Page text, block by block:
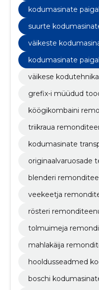
kodumasinate
suurte
väikeste
kodumasinate
väikese
ad, mahlapressid
grefix-i müüdud
köögikombaini
triikraua
kodumasinate
originaalvaruosade
blenderi
veekeetja
rösteri
tolmuimeja
mahlakäija
hooldusseadmed
boschi